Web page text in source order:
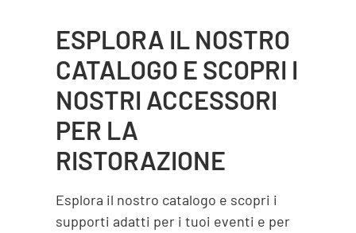
ESPLORA IL NOSTRO
CATALOGO E SCOPRI I
NOSTRI ACCESSORI
PER LA
RISTORAZIONE
Esplora il nostro catalogo e scopri i
supporti adatti per i tuoi eventi e per